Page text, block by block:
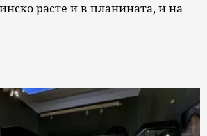
расте и в планината, и на